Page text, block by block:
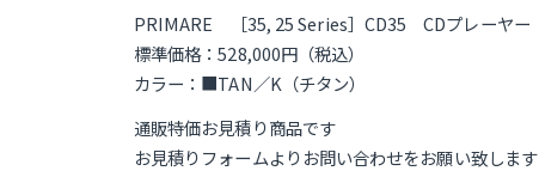
PRIMARE ［35, 25 Series］CD35 CDプレーヤー
標準価格：528,000円（税込）
カラー：■TAN／K（チタン）
通販特価お見積り商品です
お見積りフォームよりお問い合わせをお願い致します